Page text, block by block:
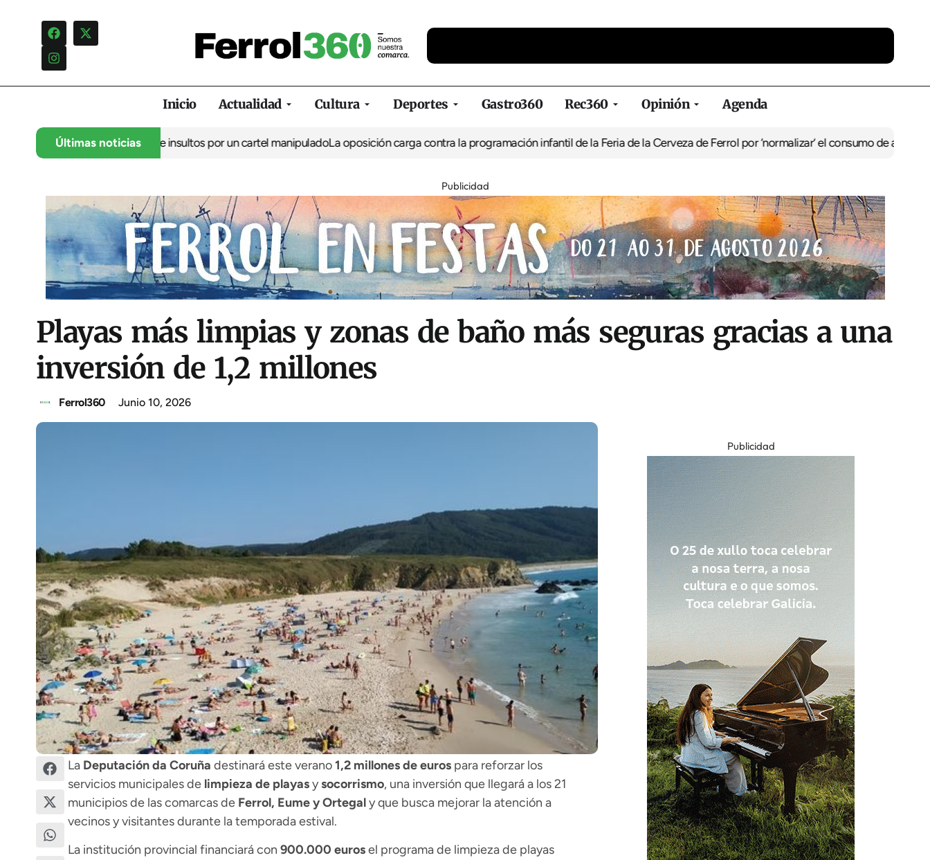
Inicio Actualidad Cultura Deportes Gastro360 Rec360 Opinión Agenda
Últimas noticias
una campaña de insultos por un cartel manipuladoLa oposición carga contra la programación infantil de la Feria de la Cerveza de Ferrol por ‘normalizar’ el consumo de alcoholDe
Publicidad
Playas más limpias y zonas de baño más seguras gracias a una
inversión de 1,2 millones
Ferrol360 Junio 10, 2026
La Deputación da Coruña destinará este verano1,2 millones de eurospara reforzar los
servicios municipales de limpieza de playasysocorrismo, una inversión que llegará a los 21
municipios de las comarcas de Ferrol, Eume y Ortegaly que busca mejorar la atención a
vecinos y visitantes durante la temporada estival.
La institución provincial financiará con 900.000 eurosel programa de limpieza de playas
Publicidad